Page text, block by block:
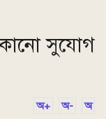
সুযোগ
অ+ অ- অ